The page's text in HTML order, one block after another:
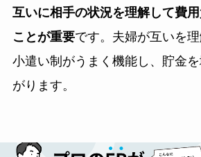
互いに相手の状況を理解して費
ことが重要です。夫婦が互いを
小遣い制がうまく機能し、貯金
がります。